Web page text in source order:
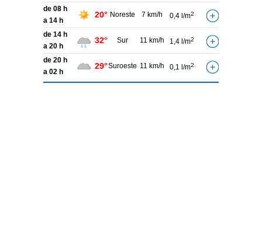
de 08 h
a 14 h
20° Noreste 7 km/h 0,4 l/m2
de 14 h
a 20 h
32° Sur 11 km/h 1,4 l/m2
de 20 h
a 02 h
29°Suroeste 11 km/h 0,1 l/m2